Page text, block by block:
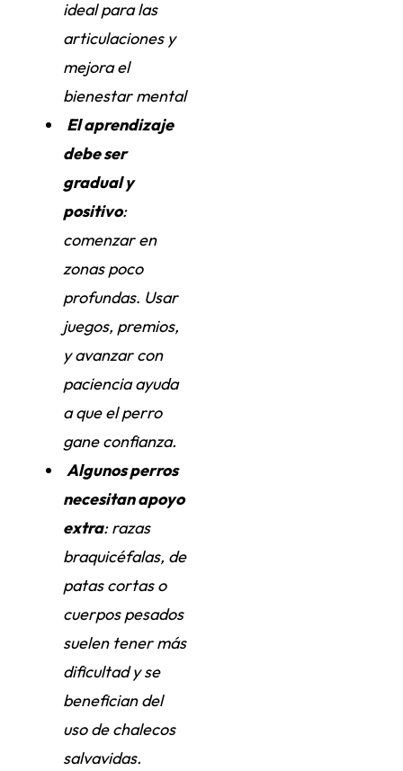
ideal para las
articulaciones y
mejora el
bienestar mental
El aprendizaje
debe ser
gradual y
positivo:
comenzar en
zonas poco
profundas. Usar
juegos, premios,
y avanzar con
paciencia ayuda
a que el perro
gane confianza.
Algunos perros
necesitan apoyo
extra: razas
braquicéfalas, de
patas cortas o
cuerpos pesados
suelen tener más
dificultad y se
benefician del
uso de chalecos
salvavidas.